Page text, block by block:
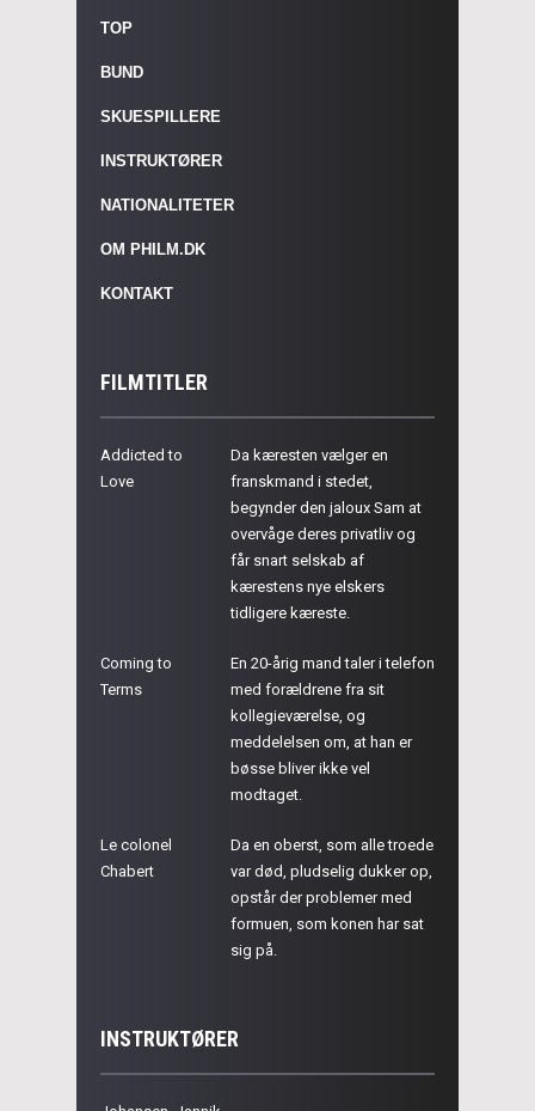
TOP
BUND
SKUESPILLERE
INSTRUKTØRER
NATIONALITETER
OM PHILM.DK
KONTAKT
FILMTITLER
Addicted to
Love
Da kæresten vælger en
franskmand i stedet,
begynder den jaloux Sam at
overvåge deres privatliv og
får snart selskab af
kærestens nye elskers
tidligere kæreste.
Coming to
Terms
En 20-årig mand taler i telefon
med forældrene fra sit
kollegieværelse, og
meddelelsen om, at han er
bøsse bliver ikke vel
modtaget.
Le colonel
Chabert
Da en oberst, som alle troede
var død, pludselig dukker op,
opstår der problemer med
formuen, som konen har sat
sig på.
INSTRUKTØRER